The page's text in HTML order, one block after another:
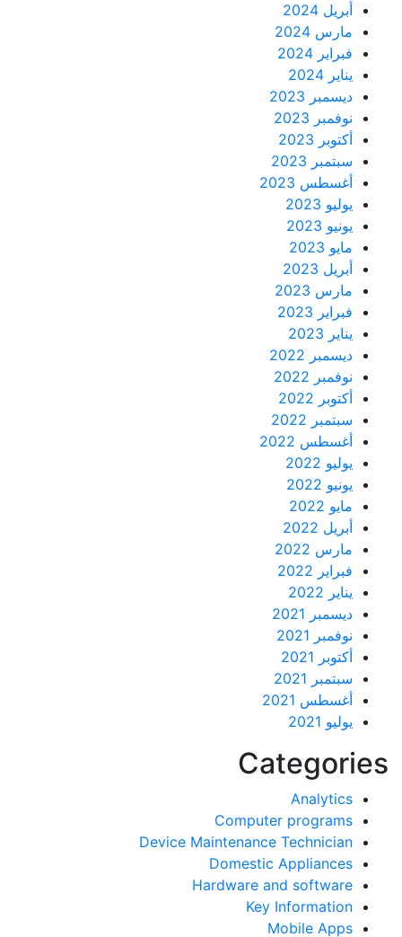
أبريل 2024
مارس 2024
فبراير 2024
ديسمبر 2023
نوفمبر 2023
أكتوبر 2023
سبتمبر 2023
أغسطس 2023
أبريل 2023
مارس 2023
فبراير 2023
ديسمبر 2022
نوفمبر 2022
أكتوبر 2022
سبتمبر 2022
أغسطس 2022
أبريل 2022
مارس 2022
فبراير 2022
ديسمبر 2021
نوفمبر 2021
أكتوبر 2021
سبتمبر 2021
أغسطس 2021
Analytics
Computer programs
Device Maintenance Technician
Domestic Appliances
Hardware and software
Key Information
Mobile Apps